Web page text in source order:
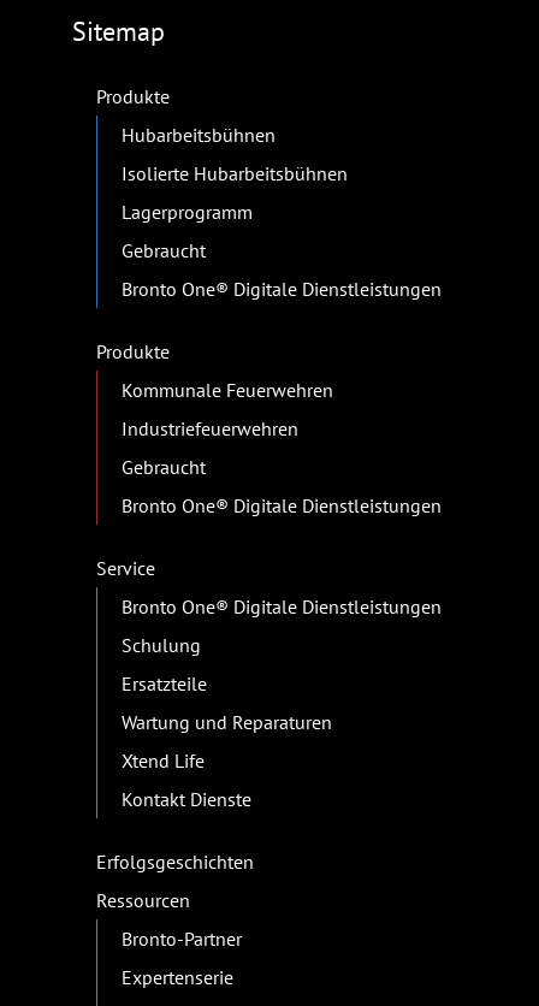
Sitemap
Produkte
Hubarbeitsbühnen
Isolierte Hubarbeitsbühnen
Lagerprogramm
Gebraucht
Bronto One® Digitale Dienstleistungen
Produkte
Kommunale Feuerwehren
Industriefeuerwehren
Gebraucht
Bronto One® Digitale Dienstleistungen
Service
Bronto One® Digitale Dienstleistungen
Schulung
Ersatzteile
Wartung und Reparaturen
Xtend Life
Kontakt Dienste
Erfolgsgeschichten
Ressourcen
Bronto-Partner
Expertenserie